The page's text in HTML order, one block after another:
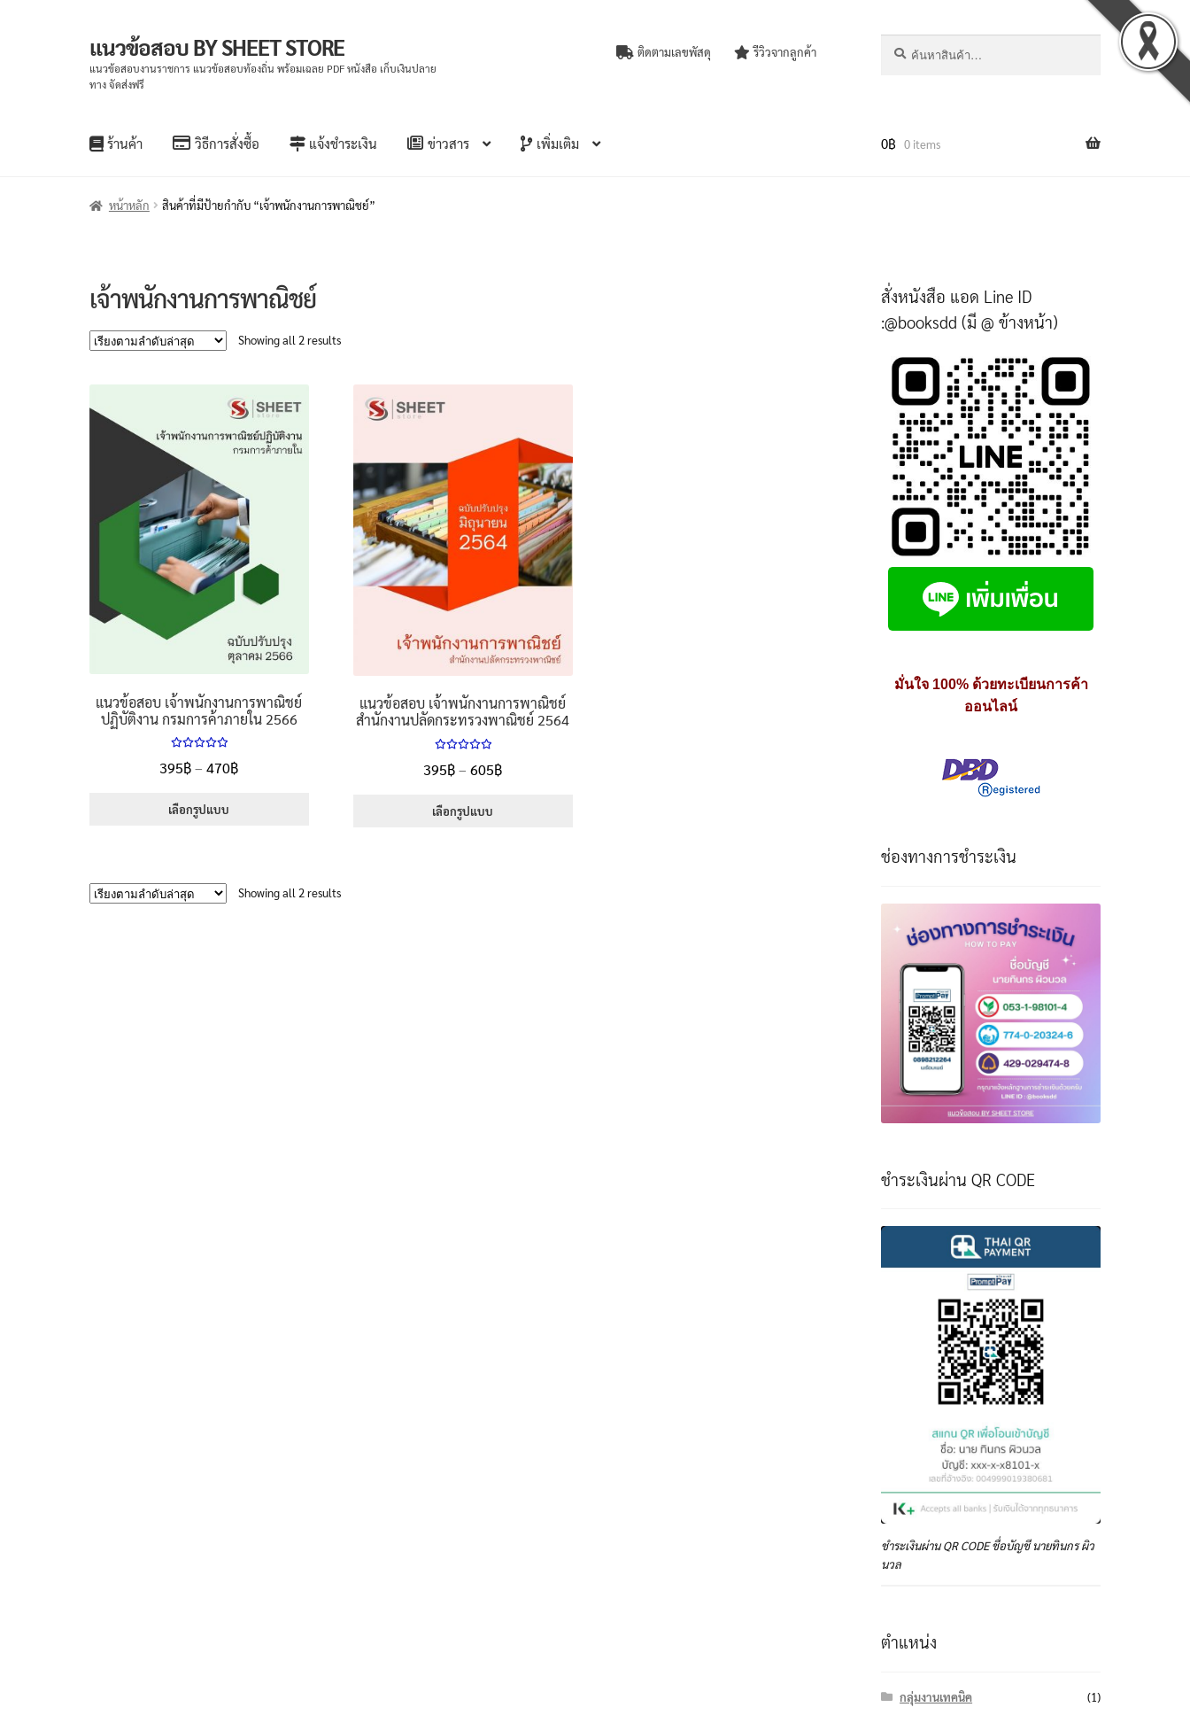
Skip
to
navigation
Skip
to
content
แนวข้อสอบ BY SHEET STORE
แนวข้อสอบงานราชการ แนวข้อสอบท้องถิ่น พร้อมเฉลย PDF หนังสือ เก็บเงินปลาย
ทาง จัดส่งฟรี
ติดตามเลขพัสดุ รีวิวจากลูกค้า
ร้านค้า วิธีการสั่งซื้อ แจ้งชำระเงิน ข่าวสาร เพิ่มเติม 0฿ 0 items
หน้าหลัก สินค้าที่มีป้ายกำกับ “เจ้าพนักงานการพาณิชย์”
เจ้าพนักงานการพาณิชย์
Showing all 2 resultsSorted
แนวข้อสอบ เจ้าพนักงานการพาณิชย์
ปฏิบัติงาน กรมการค้าภายใน 2566
5.00
ตั้งแต่
395฿ – 470฿Price
เลือกรูปแบบ
multiple
แนวข้อสอบ เจ้าพนักงานการพาณิชย์
สำนักงานปลัดกระทรวงพาณิชย์ 2564
5.00ตั้งแต่
395฿ – 605฿Price
เลือกรูปแบบ
Showing all 2 resultsSorted
สั่งหนังสือ แอด Line ID
:@booksdd (มี @ ข้างหน้า)
มั่นใจ 100% ด้วยทะเบียนการค้า
ออนไลน์
ช่องทางการชำระเงิน
ชำระเงินผ่าน QR CODE
ชำระเงินผ่าน QR CODE ชื่อบัญชี นายทินกร ผิว
นวล
ตำแหน่ง
กลุ่มงานเทคนิค
(1)